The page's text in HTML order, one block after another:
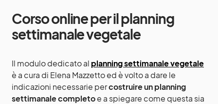
Corso online per il planning
settimanale vegetale
Il modulo dedicato al planning settimanale vegetale
è a cura di Elena Mazzetto ed è volto a dare le
indicazioni necessarie percostruire un planning
settimanale completoe a spiegare come questa sia